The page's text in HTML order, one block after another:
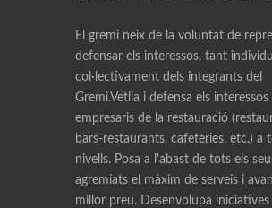
El gremi neix de la voluntat de
defensar els interessos, tant
col·lectivament dels integrants del
Gremi.Vetlla i defensa els interessos
empresaris de la restauració
bars-restaurants, cafeteries, etc.) a
nivells. Posa a l'abast de tots els
agremiats el màxim de serveis i
millor preu. Desenvolupa iniciatives